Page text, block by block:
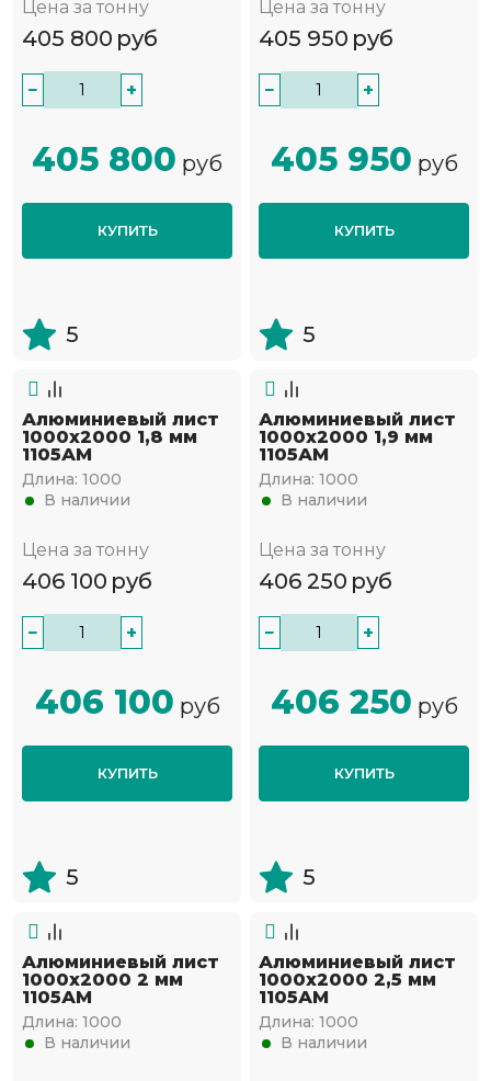
Цена за тонну
405 800 руб
− +
405 800 руб
КУПИТЬ
5
Цена за тонну
405 950 руб
− +
405 950 руб
КУПИТЬ
5
Алюминиевый лист
1000х2000 1,8 мм
1105АМ
Длина: 1000
В наличии
Цена за тонну
406 100 руб
− +
406 100 руб
КУПИТЬ
5
Алюминиевый лист
1000х2000 1,9 мм
1105АМ
Длина: 1000
В наличии
Цена за тонну
406 250 руб
− +
406 250 руб
КУПИТЬ
5
Алюминиевый лист
1000х2000 2 мм
1105АМ
Длина: 1000
В наличии
Алюминиевый лист
1000х2000 2,5 мм
1105АМ
Длина: 1000
В наличии